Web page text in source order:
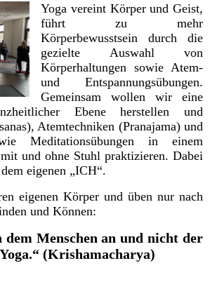
Yoga vereint Körper und Geist,
führt zu mehr
Körperbewusstsein durch die
gezielte Auswahl von
Körperhaltungen sowie Atem-
und Entspannungsübungen.
Gemeinsam wollen wir eine
Ebene herstellen und
Atemtechniken (Pranajama) und
Meditationsübungen in einem
und ohne Stuhl praktizieren. Dabei
eigenen „ICH“.
eigenen Körper und üben nur nach
und Können:
dem Menschen an und nicht der
(Krishamacharya)